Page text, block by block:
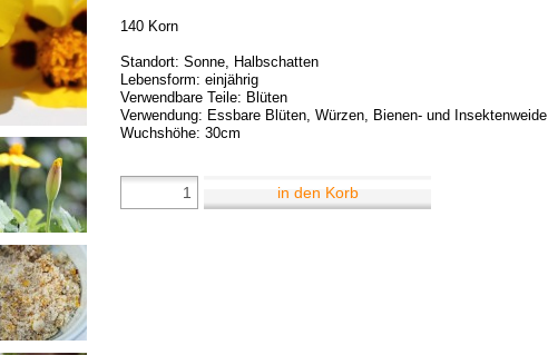
140 Korn
Standort: Sonne, Halbschatten
Lebensform: einjährig
Verwendbare Teile: Blüten
Verwendung: Essbare Blüten, Würzen, Bienen- und Insektenweide
Wuchshöhe: 30cm
in den Korb